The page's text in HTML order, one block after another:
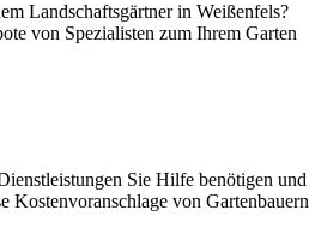
Landschaftsgärtner in Weißenfels?
von Spezialisten zum Ihrem Garten
Sie Hilfe benötigen und
Kostenvoranschlage von Gartenbauern